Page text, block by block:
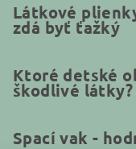
Látkové
zdá byť ťažký
Ktoré detské
škodlivé látky?
Spací vak -